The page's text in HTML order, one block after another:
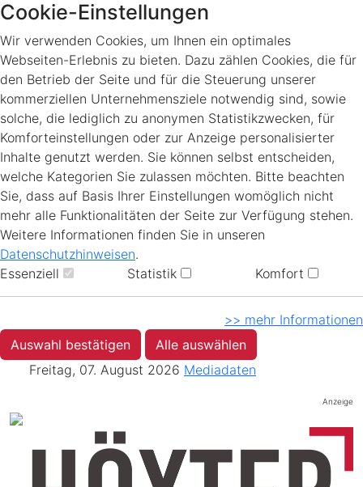
Cookie-Einstellungen
Wir verwenden Cookies, um Ihnen ein optimales
Webseiten-Erlebnis zu bieten. Dazu zählen Cookies, die für
den Betrieb der Seite und für die Steuerung unserer
kommerziellen Unternehmensziele notwendig sind, sowie
solche, die lediglich zu anonymen Statistikzwecken, für
Komforteinstellungen oder zur Anzeige personalisierter
Inhalte genutzt werden. Sie können selbst entscheiden,
welche Kategorien Sie zulassen möchten. Bitte beachten
Sie, dass auf Basis Ihrer Einstellungen womöglich nicht
mehr alle Funktionalitäten der Seite zur Verfügung stehen.
Weitere Informationen finden Sie in unseren
Datenschutzhinweisen.
Essenziell
Statistik Komfort
>> mehr Informationen
Auswahl bestätigen
Alle auswählen
Freitag, 07. August 2026 Mediadaten
Anzeige